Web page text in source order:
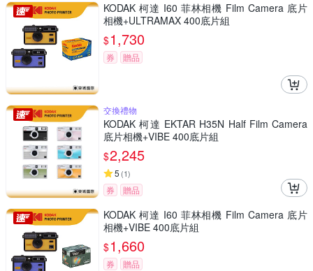
KODAK 柯達 I60 菲林相機 Film Camera 底片
相機+ULTRAMAX 400底片組
$1,730
券 贈品
交換禮物
KODAK 柯達 EKTAR H35N Half Film Camera
底片相機+VIBE 400底片組
$2,245
5 (1)
券 贈品
KODAK 柯達 I60 菲林相機 Film Camera 底片
相機+VIBE 400底片組
$1,660
券 贈品